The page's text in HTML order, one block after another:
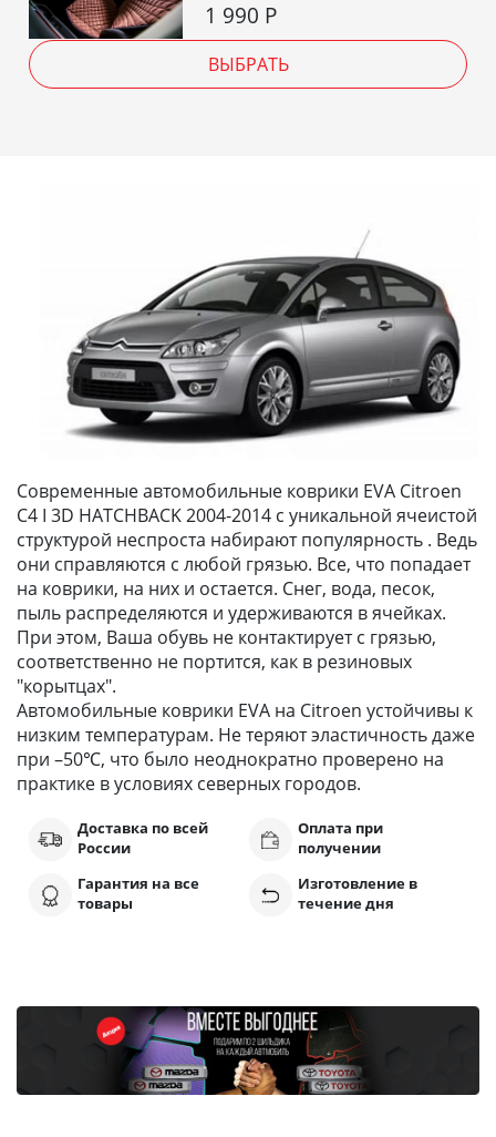
1 990 Р
ВЫБРАТЬ
Современные автомобильные коврики EVA Citroen
C4 I 3D HATCHBACK 2004-2014 с уникальной ячеистой
структурой неспроста набирают популярность . Ведь
они справляются с любой грязью. Все, что попадает
на коврики, на них и остается. Снег, вода, песок,
пыль распределяются и удерживаются в ячейках.
При этом, Ваша обувь не контактирует с грязью,
соответственно не портится, как в резиновых
"корытцах".
Автомобильные коврики EVA на Citroen устойчивы к
низким температурам. Не теряют эластичность даже
при –50℃, что было неоднократно проверено на
практике в условиях северных городов.
Доставка по всей
России
Оплата при
получении
Гарантия на все
товары
Изготовление в
течение дня